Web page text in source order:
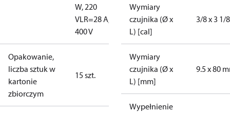
W, 220
VLR=28 A,
400 V
Opakowanie,
liczba sztuk w
kartonie
zbiorczym
15 szt.
Wymiary
czujnika (Ø x
L) [cal]
3/8 x 3 1/
Wymiary
czujnika (Ø x
L) [mm]
9.5 x 80
Wypełnienie